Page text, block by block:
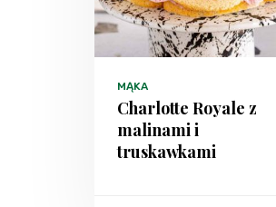
MĄKA
Charlotte Royale z
malinami i
truskawkami